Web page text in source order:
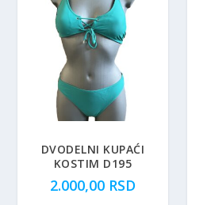
DVODELNI KUPAĆI
KOSTIM D195
2.000,00 RSD